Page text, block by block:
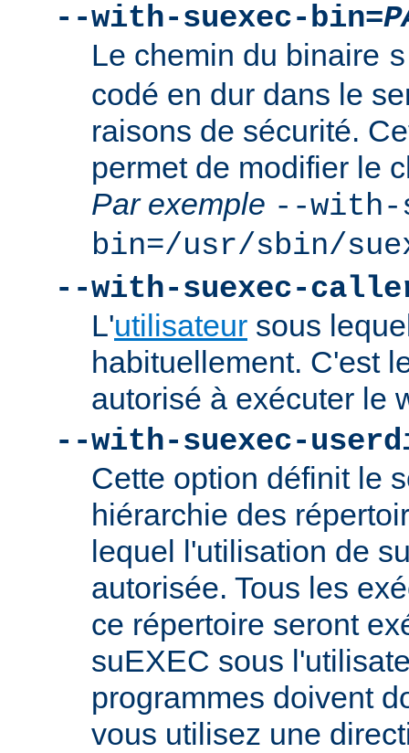
--with-suexec-bin=
Le chemin du binaire
codé en dur dans le
raisons de sécurité.
permet de modifier le
Par exemple --with-
bin=/usr/sbin/
--with-suexec-
L'utilisateur sous
habituellement. C'est
autorisé à exécuter le
--with-suexec-
Cette option définit le
hiérarchie des
lequel l'utilisation de
autorisée. Tous les
ce répertoire seront
suEXEC sous
programmes doivent
vous utilisez une